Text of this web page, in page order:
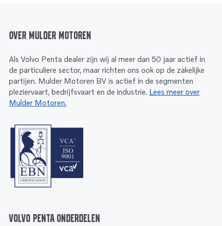
Over Mulder Motoren
Als Volvo Penta dealer zijn wij al meer dan 50 jaar actief in
de particuliere sector, maar richten ons ook op de zakelijke
partijen. Mulder Motoren BV is actief in de segmenten
pleziervaart, bedrijfsvaart en de industrie. Lees meer over
Mulder Motoren.
Volvo Penta onderdelen